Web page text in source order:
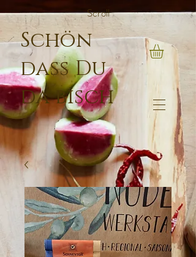
Schön
dass Du
da bisch
Scroll